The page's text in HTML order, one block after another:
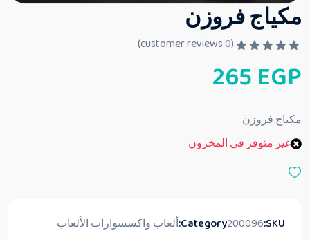
مكياج فروزن
م
ا
ي
م
ن
(
0
265EGP
مكياج فروزن
غير متوفر في المخزون
SKU:
200096
Category:ألعاب واكسسوارات الألعاب